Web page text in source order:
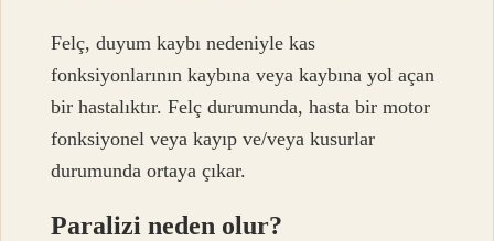
Felç, duyum kaybı nedeniyle kas
fonksiyonlarının kaybına veya kaybına yol açan
bir hastalıktır. Felç durumunda, hasta bir motor
fonksiyonel veya kayıp ve/veya kusurlar
durumunda ortaya çıkar.
Paralizi neden olur?